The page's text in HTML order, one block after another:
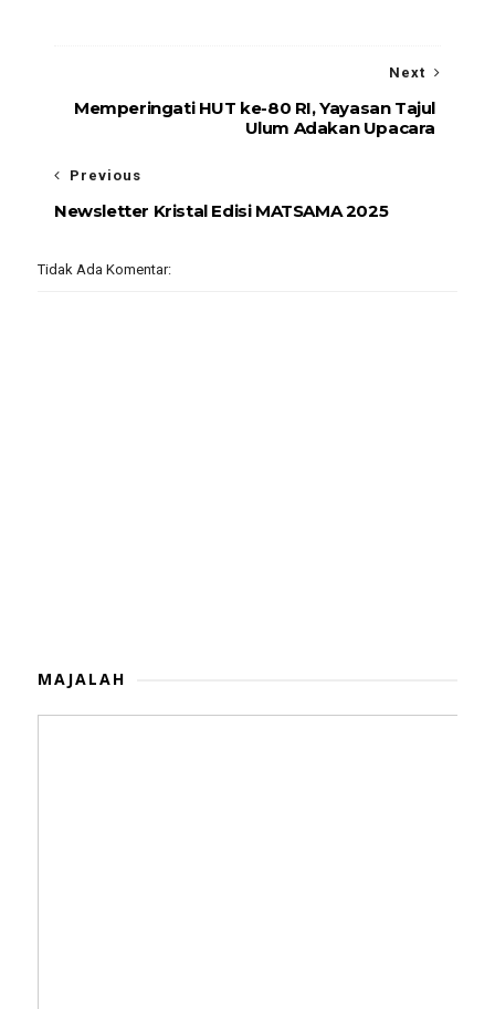
Next
Memperingati HUT ke-80 RI, Yayasan Tajul
Ulum Adakan Upacara
Previous
Newsletter Kristal Edisi MATSAMA 2025
Tidak Ada Komentar:
MAJALAH